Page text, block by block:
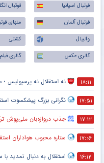
فوتبال اسپانیا فوتبال
فوتبال آلمان
منهای
والیبال
کشتی
گالری عکس
گالری فیلم
۱۸:۱۱ نه استقلال نه پرسپولیس ؛
۱۷:۵۱ نگرانی بزرگ پیشکسوت
۱۷:۱۲ جذب دروازه‌بان ملی‌پوش
۱۷:۰۶ ستاره محبوب هواداران
۱۶:۱۲ استقلال به دنبال تمدید